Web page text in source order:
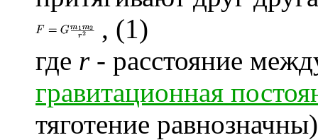
, (1)
где r- расстояние
гравитационная
тяготение